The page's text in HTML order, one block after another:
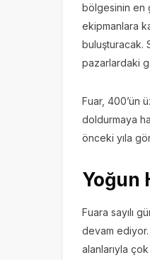
bölgesinin en
ekipmanlara
buluşturacak.
pazarlardaki
Fuar, 400’ün
doldurmaya
önceki yıla
Yoğun
Fuara sayılı
devam
alanlarıyla